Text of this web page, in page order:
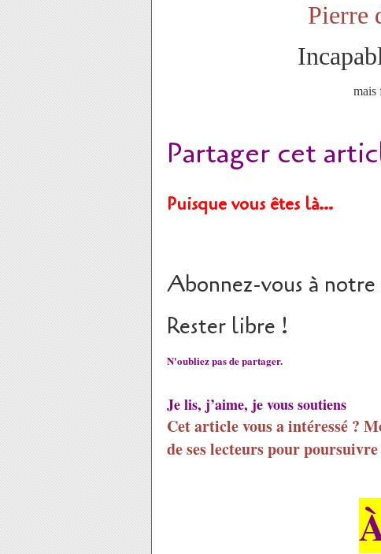
Pierre
mais
Partager cet
Puisque vous êtes là…
Abonnez-vous à
Rester libre !
N'oubliez pas de partager.
Je lis, j’aime, je vous soutiens
Cet article vous a intéressé ?
de ses lecteurs pour